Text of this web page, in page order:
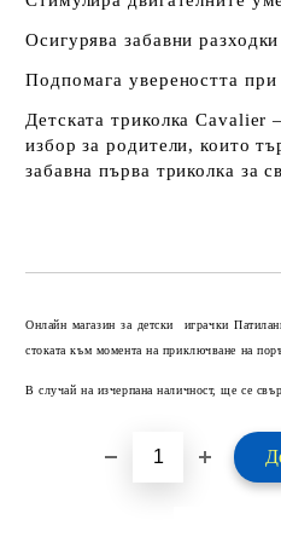
Осигурява забавни
Подпомага увереността
Детската триколка Cavalier
избор за родители, които
забавна първа триколка за
Онлайн магазин за детски играчки
стоката към момента на приключване на
В случай на изчерпана наличност, ще се